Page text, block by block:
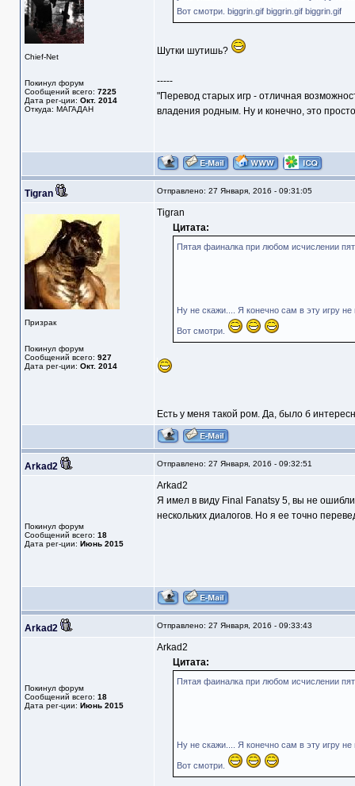
Chief-Net
Покинул форум
Сообщений всего: 7225
Дата рег-ции: Окт. 2014
Откуда: МАГАДАН
Вот смотри. biggrin.gif biggrin.gif biggrin.gif
Шутки шутишь?
-----
"Перевод старых игр - отличная
владения родным. Ну и конечно, это
Tigran Отправлено: 27 Января, 2016 - 09:31:05
Призрак
Покинул форум
Сообщений всего: 927
Дата рег-ции: Окт. 2014
Tigran
Цитата:
Пятая фаиналка при любом исчислении
Ну не скажи.... Я конечно сам в эту игру не
Вот смотри.
Есть у меня такой ром. Да, было б
Arkad2 Отправлено: 27 Января, 2016 - 09:32:51
Покинул форум
Сообщений всего: 18
Дата рег-ции: Июнь 2015
Arkad2
Я имел в виду Final Fanatsy 5, вы не
нескольких диалогов. Но я ее точно
Arkad2 Отправлено: 27 Января, 2016 - 09:33:43
Покинул форум
Сообщений всего: 18
Дата рег-ции: Июнь 2015
Arkad2
Цитата:
Пятая фаиналка при любом исчислении
Ну не скажи.... Я конечно сам в эту игру не
Вот смотри.